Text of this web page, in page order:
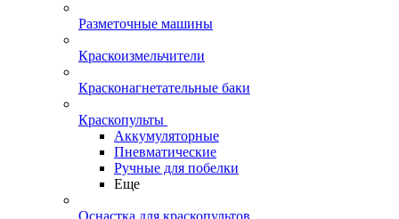
Разметочные машины
Краскоизмельчители
Красконагнетательные баки
Краскопульты
Аккумуляторные
Пневматические
Ручные для побелки
Еще
Оснастка для краскопультов